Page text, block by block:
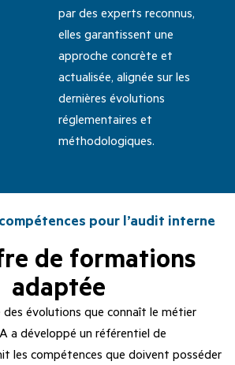
par des experts reconnus,
elles garantissent une
approche concrète et
actualisée, alignée sur les
dernières évolutions
réglementaires et
méthodologiques.
pour l’audit interne
de formations
adaptée
évolutions que connaît le métier
a développé un référentiel de
les compétences que doivent posséder